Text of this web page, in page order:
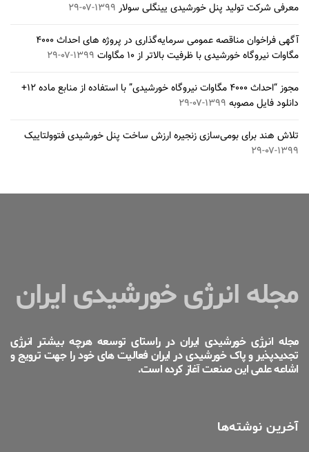
معرفی شرکت تولید پنل خورشیدی یینگلی سولار ۱۳۹۹-۰۷-۲۹
آگهی فراخوان مناقصه عمومی سرمایه‌گذاری در پروژه های احداث ۴۰۰۰
مگاوات نیروگاه خورشیدی با ظرفیت بالاتر از ۱۰ مگاوات
۱۳۹۹-۰۷-۲۹
مجوز “احداث ۴۰۰۰ مگاوات نیروگاه خورشیدی” با استفاده از منابع ماده ۱۲+
دانلود فایل مصوبه ۱۳۹۹-۰۷-۲۹
تلاش هند برای بومی‌سازی زنجیره ارزش ساخت پنل خورشیدی فتوولتاییک
۱۳۹۹-۰۷-۲۹
مجله انرژی خورشیدی ایران
مجله انرژی خورشیدی ایران در راستای توسعه هرچه بیشتر انرژی
تجدیدپذیر و پاک خورشیدی در ایران فعالیت های خود را جهت ترویج و
اشاعه علمی این صنعت آغاز کرده است.
آخرین نوشته‌ها